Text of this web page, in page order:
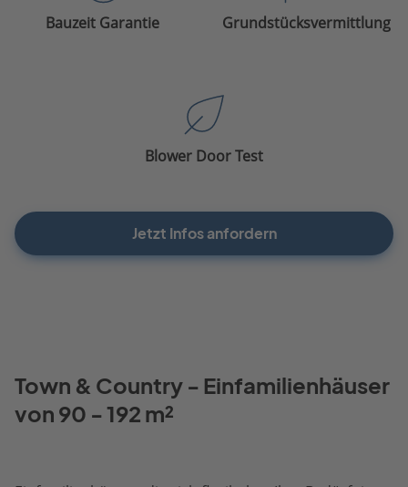
Bauzeit Garantie Grundstücksvermittlung
Blower Door Test
Jetzt Infos anfordern
Town & Country - Einfamilienhäuser
von 90 - 192 m²